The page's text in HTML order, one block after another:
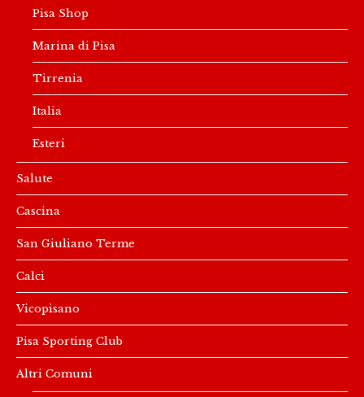
Pisa Shop
Marina di Pisa
Tirrenia
Italia
Esteri
Salute
Cascina
San Giuliano Terme
Calci
Vicopisano
Pisa Sporting Club
Altri Comuni